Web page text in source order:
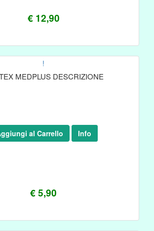
€ 12,90
!
MEDPLUS DESCRIZIONE
€ 5,90
al Carrello Info